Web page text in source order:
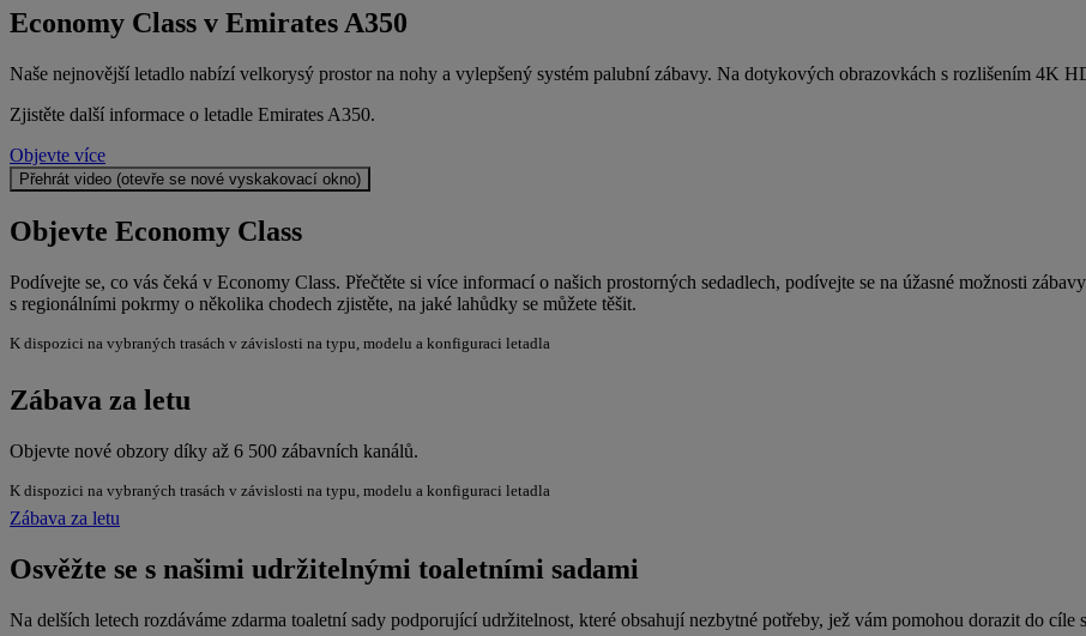
Economy Class v Emirates A350
Naše nejnovější letadlo nabízí velkorysý prostor na nohy a vylepšený systém palubní zábavy. Na dotykových obrazovkách s rozlišením 4K
Zjistěte další informace o letadle Emirates A350.
Objevte více
Přehrát video (otevře se nové vyskakovací okno)
Objevte Economy Class
Podívejte se, co vás čeká v Economy Class. Přečtěte si více informací o našich prostorných sedadlech, podívejte se na úžasné možnosti
s regionálními pokrmy o několika chodech zjistěte, na jaké lahůdky se můžete těšit.
K dispozici na vybraných trasách v závislosti na typu, modelu a konfiguraci letadla
Zábava za letu
Objevte nové obzory díky až 6 500 zábavních kanálů.
K dispozici na vybraných trasách v závislosti na typu, modelu a konfiguraci letadla
Zábava za letu
Osvěžte se s našimi udržitelnými toaletními sadami
Na delších letech rozdáváme zdarma toaletní sady podporující udržitelnost, které obsahují nezbytné potřeby, jež vám pomohou dorazit do cíle